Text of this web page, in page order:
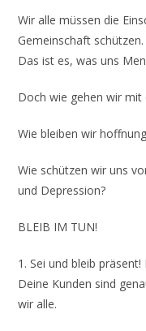
Wir alle müssen die
Gemeinschaft
Das ist es, was uns
Doch wie gehen wir mit
Wie bleiben wir
Wie schützen wir uns
und Depression?
BLEIB IM TUN!
1. Sei und bleib
Deine Kunden sind
wir alle.